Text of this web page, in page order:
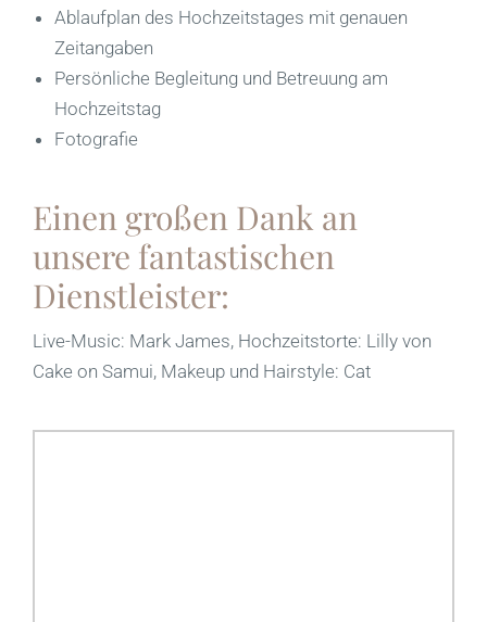
Ablaufplan des Hochzeitstages mit genauen
Zeitangaben
Persönliche Begleitung und Betreuung am
Hochzeitstag
Fotografie
Einen großen Dank an
unsere fantastischen
Dienstleister:
Live-Music: Mark James, Hochzeitstorte: Lilly von
Cake on Samui, Makeup und Hairstyle: Cat